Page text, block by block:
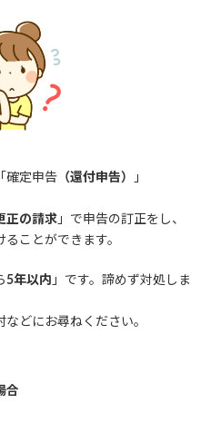
確定申告 （還付申告） 」
正の請求 」で申告の訂正をし、
ことができます。
5年以内 」です。諦めず対処しま
どにお尋ねください。
合